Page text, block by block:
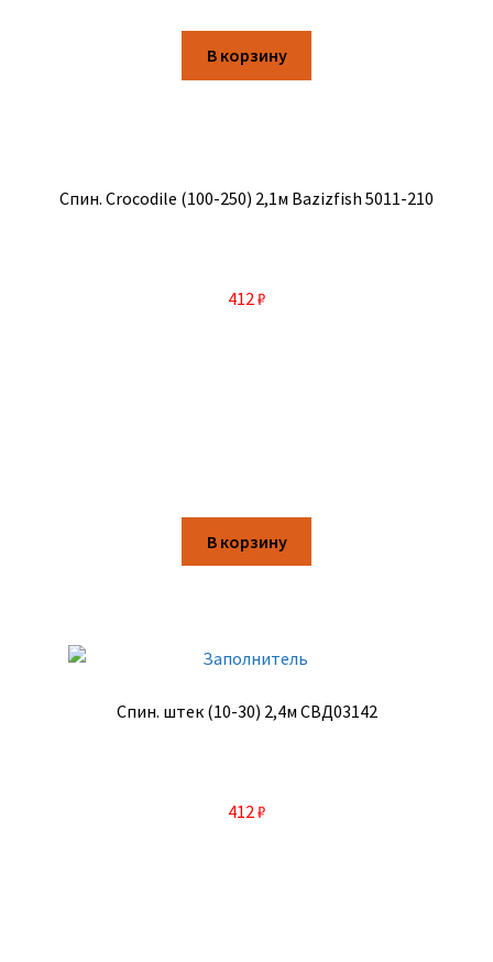
В корзину
Спин. Crocodile (100-250) 2,1м Bazizfish 5011-210
412₽
В корзину
Спин. штек (10-30) 2,4м СВД03142
412₽